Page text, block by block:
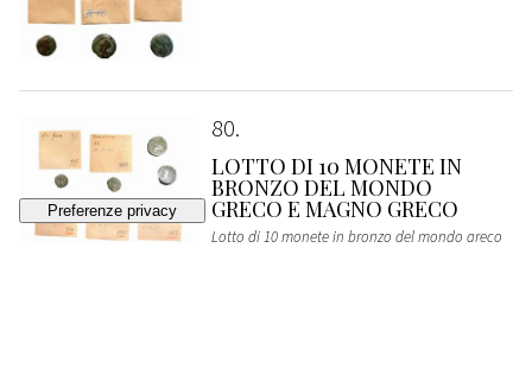
80
LOTTO DI 10 MONETE IN
BRONZO DEL MONDO
GRECO E MAGNO GRECO
Lotto di 10 monete in bronzo del mondo greco